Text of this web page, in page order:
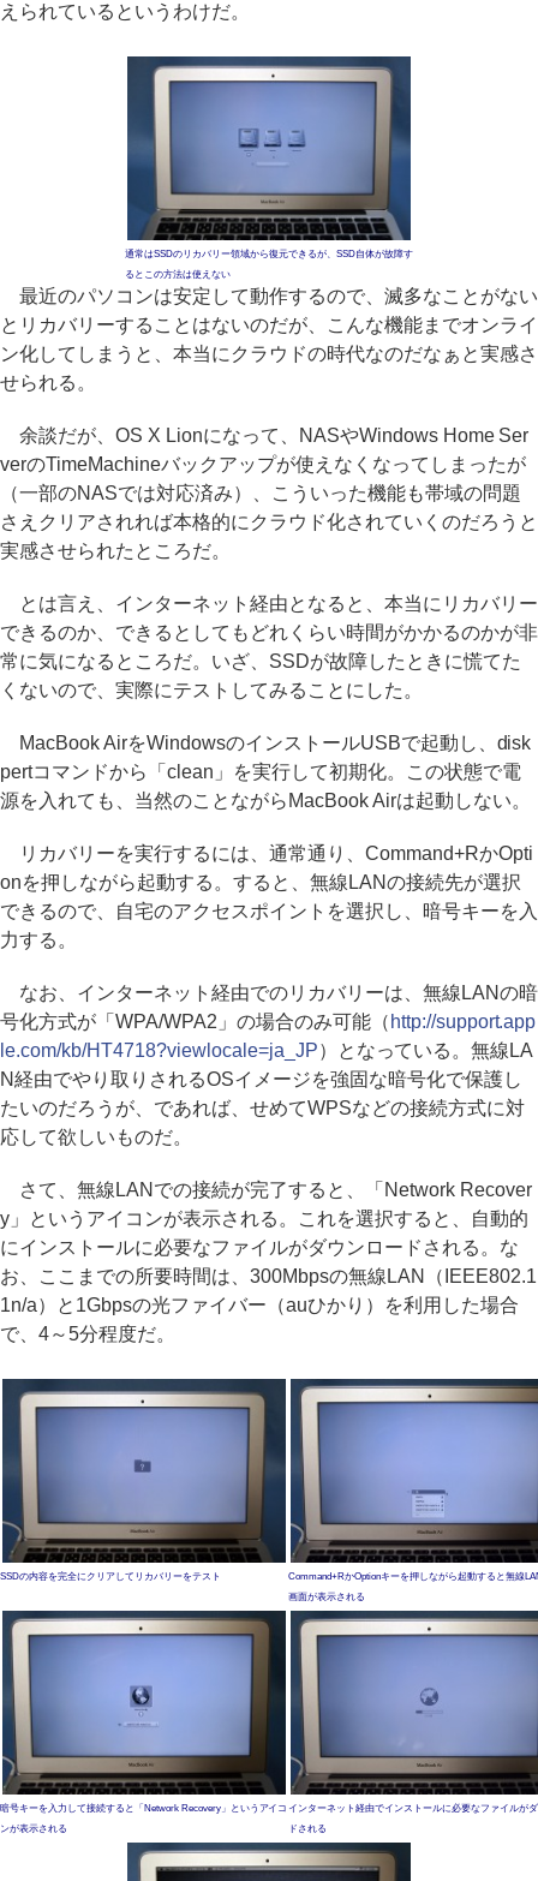
えられているというわけだ。
通常はSSDのリカバリー領域から復元できるが、SSD自体が故障す
るとこの方法は使えない
最近のパソコンは安定して動作するので、滅多なことがない
とリカバリーすることはないのだが、こんな機能までオンライ
ン化してしまうと、本当にクラウドの時代なのだなぁと実感さ
せられる。
余談だが、OS X Lionになって、NASやWindows Home Ser
verのTimeMachineバックアップが使えなくなってしまったが
（一部のNASでは対応済み）、こういった機能も帯域の問題
さえクリアされれば本格的にクラウド化されていくのだろうと
実感させられたところだ。
とは言え、インターネット経由となると、本当にリカバリー
できるのか、できるとしてもどれくらい時間がかかるのかが非
常に気になるところだ。いざ、SSDが故障したときに慌てた
くないので、実際にテストしてみることにした。
MacBook AirをWindowsのインストールUSBで起動し、disk
pertコマンドから「clean」を実行して初期化。この状態で電
源を入れても、当然のことながらMacBook Airは起動しない。
リカバリーを実行するには、通常通り、Command+RかOpti
onを押しながら起動する。すると、無線LANの接続先が選択
できるので、自宅のアクセスポイントを選択し、暗号キーを入
力する。
なお、インターネット経由でのリカバリーは、無線LANの暗
号化方式が「WPA/WPA2」の場合のみ可能（ http://support.app
le.com/kb/HT4718?viewlocale=ja_JP）となっている。無線LA
N経由でやり取りされるOSイメージを強固な暗号化で保護し
たいのだろうが、であれば、せめてWPSなどの接続方式に対
応して欲しいものだ。
さて、無線LANでの接続が完了すると、「Network Recover
y」というアイコンが表示される。これを選択すると、自動的
にインストールに必要なファイルがダウンロードされる。な
お、ここまでの所要時間は、300Mbpsの無線LAN（IEEE802.1
1n/a）と1Gbpsの光ファイバー（auひかり）を利用した場合
で、4～5分程度だ。
SSDの内容を完全にクリアしてリカバリーをテスト
Command+RかOptionキーを押しながら起動すると無線
画面が表示される
暗号キーを入力して接続すると「Network Recovery」というアイコ
ンが表示される
インターネット経由でインストールに必要なファイルが
ドされる